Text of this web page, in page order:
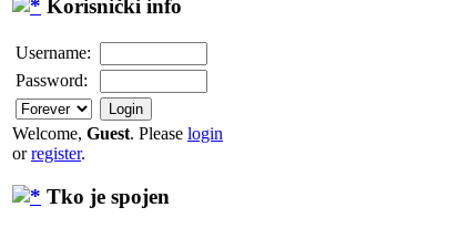
Korisnički info
Username:
Password:
Welcome, Guest. Please login
orregister.
Tko je spojen